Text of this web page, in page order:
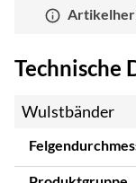
Technische
Wulstbänder